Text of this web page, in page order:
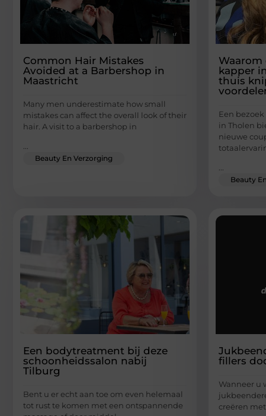
Common Hair Mistakes
Avoided at a Barbershop in
Maastricht
Many men underestimate how small
mistakes can affect the overall look of their
hair. A visit to a barbershop in
...
Beauty En Verzorging
Waarom
kapper
thuis
Een
in Tholen
nieuwe
...
Beauty
Een bodytreatment bij deze
schoonheidssalon nabij
Tilburg
Bent u er echt aan toe om even helemaal
tot rust te komen met een ontspannende
fillers
Wanneer u
creëren